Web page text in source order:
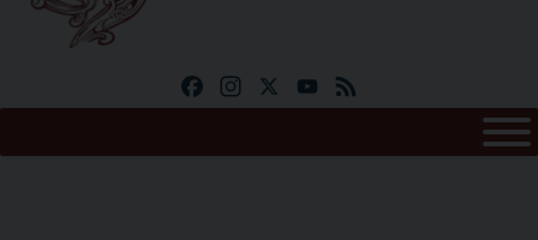
FacebookInstagramYouTube